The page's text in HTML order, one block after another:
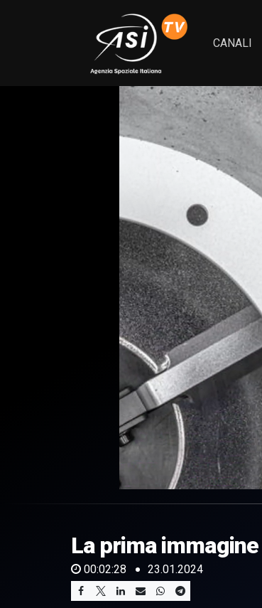
CANALI
of
28
seconds Volume
0%
La prima
00:02:28 23.01.2024